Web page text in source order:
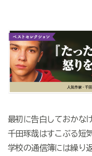
最初に告白しておかな
千田琢哉はすこぶる短
学校の通信簿には繰り